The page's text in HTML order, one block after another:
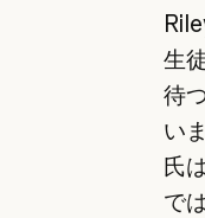
生
待
い
氏
で